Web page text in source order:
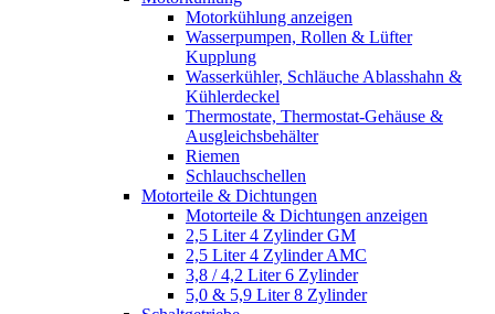
Motorkühlung anzeigen
Wasserpumpen, Rollen & Lüfter
Kupplung
Wasserkühler, Schläuche Ablasshahn &
Kühlerdeckel
Thermostate, Thermostat-Gehäuse &
Ausgleichsbehälter
Riemen
Schlauchschellen
Motorteile & Dichtungen
Motorteile & Dichtungen anzeigen
2,5 Liter 4 Zylinder GM
2,5 Liter 4 Zylinder AMC
3,8 / 4,2 Liter 6 Zylinder
5,0 & 5,9 Liter 8 Zylinder